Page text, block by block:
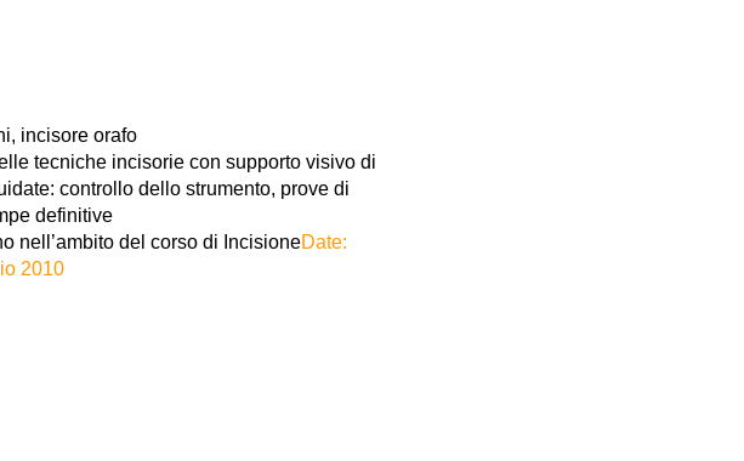
incisore orafo
tecniche incisorie con supporto visivo di
controllo dello strumento, prove di
definitive
nell’ambito del corso di IncisioneDate:
2010